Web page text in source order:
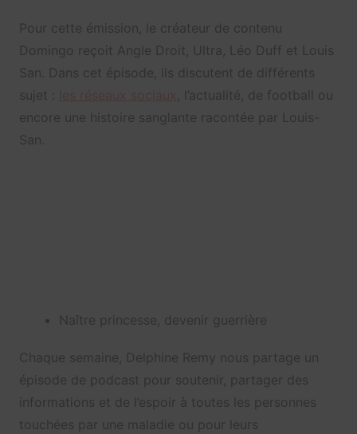
Pour cette émission, le créateur de contenu
Domingo reçoit Angle Droit, Ultra, Léo Duff et Louis
San. Dans cet épisode, ils discutent de différents
sujet :
, l’actualité, de football ou
encore une histoire sanglante racontée par Louis-
San.
Naître princesse, devenir guerrière
Chaque semaine, Delphine Remy nous partage un
épisode de podcast pour soutenir, partager des
informations et de l’espoir à toutes les personnes
touchées par une maladie ou pour leurs